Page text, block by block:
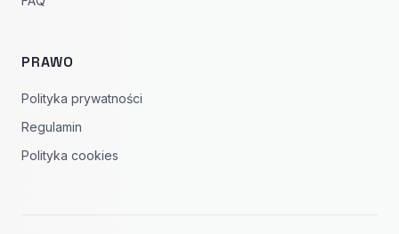
PRAWO
Polityka prywatności
Regulamin
Polityka cookies